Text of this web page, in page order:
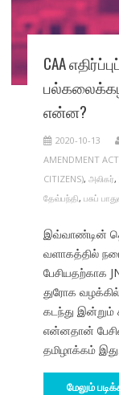
CAA
என்ன?
2020-10-13
AMENDMENT
CITIZENS), அலிகர்,
தேவ்பந்தி, பசுப்
இவ்வாண்டின்
வளாகத்தில்
பேசியதற்காக
துரோக
கடந்து இன்றும்
என்னதான்
தமிழாக்கம் இது.
மேலும்